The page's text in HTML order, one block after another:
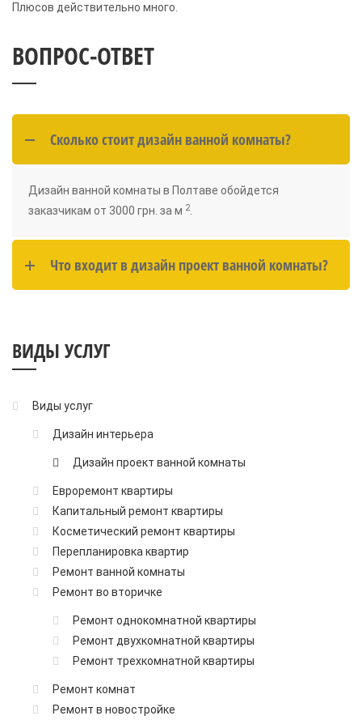
Плюсов действительно много.
ВОПРОС-ОТВЕТ
Сколько стоит дизайн ванной комнаты?
Дизайн ванной комнаты в Полтаве обойдется
заказчикам от 3000 грн. за м 2.
Что входит в дизайн проект ванной комнаты?
ВИДЫ УСЛУГ
Виды услуг
Дизайн интерьера
Дизайн проект ванной комнаты
Евроремонт квартиры
Капитальный ремонт квартиры
Косметический ремонт квартиры
Перепланировка квартир
Ремонт ванной комнаты
Ремонт во вторичке
Ремонт однокомнатной квартиры
Ремонт двухкомнатной квартиры
Ремонт трехкомнатной квартиры
Ремонт комнат
Ремонт в новостройке